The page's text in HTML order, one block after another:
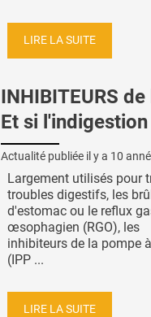
LIRE LA SUITE
INHIBITEURS
Et si
Actualité publiée il y a 10
Largement utilisés pour
troubles digestifs, les
d'estomac ou le reflux
œsophagien (RGO), les
inhibiteurs de la pompe
(IPP ...
LIRE LA SUITE